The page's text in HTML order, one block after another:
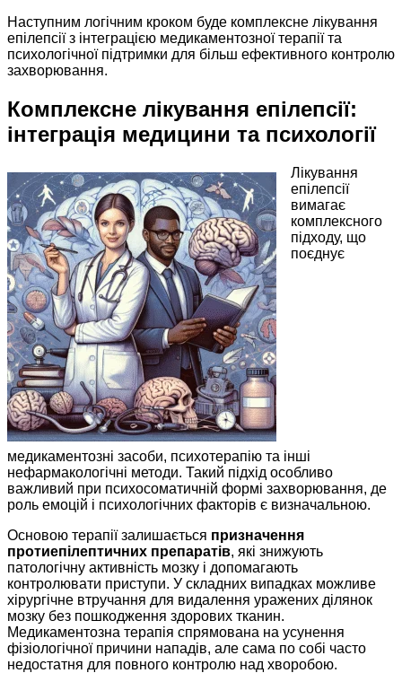
Наступним логічним кроком буде комплексне лікування
епілепсії з інтеграцією медикаментозної терапії та
психологічної підтримки для більш ефективного контролю
захворювання.
Комплексне лікування епілепсії:
інтеграція медицини та психології
Лікування
епілепсії
вимагає
комплексного
підходу, що
поєднує
медикаментозні засоби, психотерапію та інші
нефармакологічні методи. Такий підхід особливо
важливий при психосоматичній формі захворювання, де
роль емоцій і психологічних факторів є визначальною.
Основою терапії залишається призначення
протиепілептичних препаратів, які знижують
патологічну активність мозку і допомагають
контролювати приступи. У складних випадках можливе
хірургічне втручання для видалення уражених ділянок
мозку без пошкодження здорових тканин.
Медикаментозна терапія спрямована на усунення
фізіологічної причини нападів, але сама по собі часто
недостатня для повного контролю над хворобою.